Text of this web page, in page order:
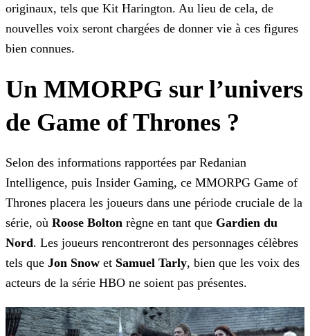
originaux, tels que Kit Harington. Au lieu de cela, de
nouvelles voix seront chargées de donner vie à ces figures
bien connues.
Un MMORPG sur l’univers
de Game of Thrones ?
Selon des informations rapportées par Redanian
Intelligence, puis Insider Gaming, ce MMORPG Game of
Thrones placera les joueurs dans une période cruciale de la
série, où Roose Bolton règne en tant que Gardien du
Nord. Les joueurs rencontreront des personnages célèbres
tels que Jon Snow et Samuel Tarly, bien que les voix des
acteurs de la série HBO ne soient pas présentes.